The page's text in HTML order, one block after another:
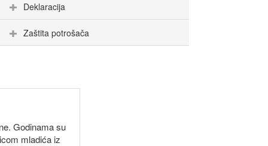
Deklaracija
Zaštita potrošača
Godinama su
mladića iz